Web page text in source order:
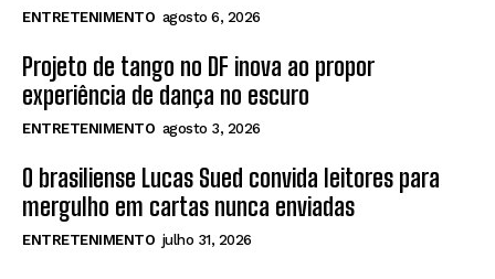
ENTRETENIMENTO agosto 6, 2026
Projeto de tango no DF inova ao propor
experiência de dança no escuro
ENTRETENIMENTO agosto 3, 2026
O brasiliense Lucas Sued convida leitores para
mergulho em cartas nunca enviadas
ENTRETENIMENTO julho 31, 2026